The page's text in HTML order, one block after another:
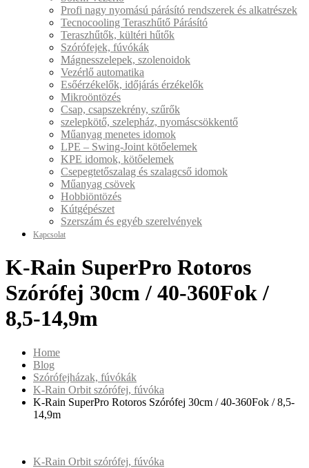
Profi nagy nyomású párásító rendszerek és alkatrészek
Tecnocooling Teraszhűtő Párásító
Teraszhűtők, kültéri hűtők
Szórófejek, fúvókák
Mágnesszelepek, szolenoidok
Vezérlő automatika
Esőérzékelők, időjárás érzékelők
Mikroöntözés
Csap, csapszekrény, szűrők
szelepkötő, szelepház, nyomáscsökkentő
Műanyag menetes idomok
LPE – Swing-Joint kötőelemek
KPE idomok, kötőelemek
Csepegtetőszalag és szalagcső idomok
Műanyag csövek
Hobbiöntözés
Kútgépészet
Szerszám és egyéb szerelvények
Kapcsolat
K-Rain SuperPro Rotoros
Szórófej 30cm / 40-360Fok /
8,5-14,9m
Home
Blog
Szórófejházak, fúvókák
K-Rain Orbit szórófej, fúvóka
K-Rain SuperPro Rotoros Szórófej 30cm / 40-360Fok / 8,5-
14,9m
K-Rain Orbit szórófej, fúvóka